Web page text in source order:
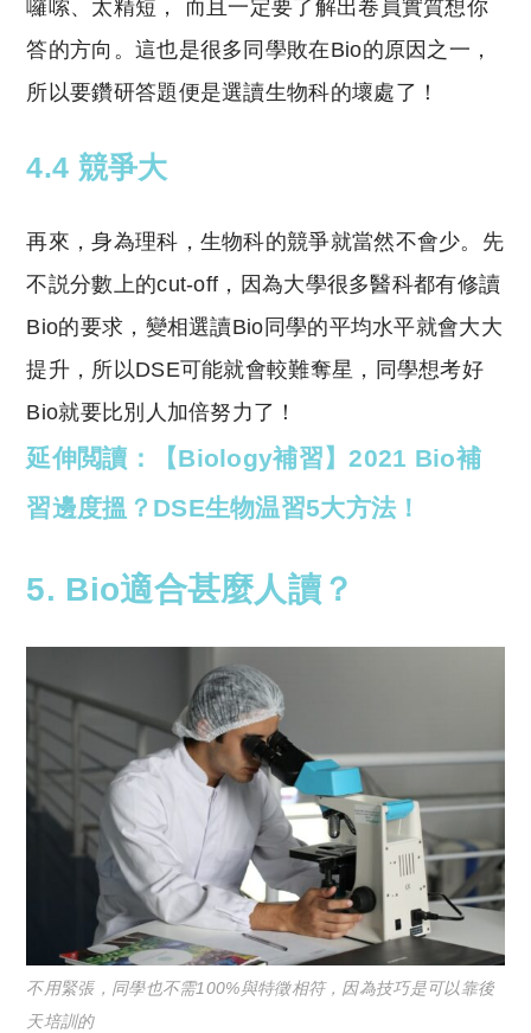
囉嗦、太精短， 而且一定要了解出卷員實質想你
答的方向。這也是很多同學敗在Bio的原因之一，
所以要鑽研答題便是選讀生物科的壞處了！
4.4 競爭大
再來，身為理科，生物科的競爭就當然不會少。先
不説分數上的cut-off，因為大學很多醫科都有修讀
Bio的要求，變相選讀Bio同學的平均水平就會大大
提升，所以DSE可能就會較難奪星，同學想考好
Bio就要比別人加倍努力了！
延伸閲讀：【Biology補習】2021 Bio補
習邊度搵？DSE生物温習5大方法！
5. Bio適合甚麼人讀？
不用緊張，同學也不需100%與特徵相符，因為技巧是可以靠後
天培訓的